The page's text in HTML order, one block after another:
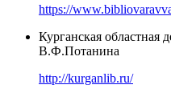
https://
Курганская областная
В.Ф.Потанина
http://kurganlib.ru/